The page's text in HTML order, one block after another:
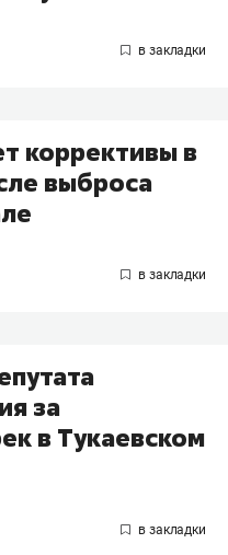
коррективы в
выброса
за
в Тукаевском